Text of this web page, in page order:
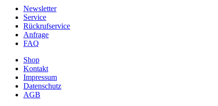
Newsletter
Service
Rückrufservice
Anfrage
FAQ
Shop
Kontakt
Impressum
Datenschutz
AGB